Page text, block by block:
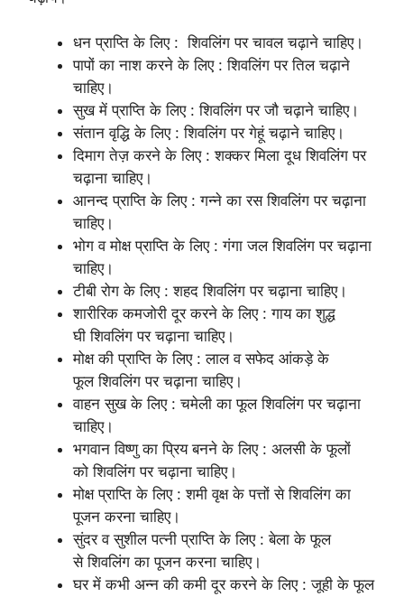
धन प्राप्ति के लिए : शिवलिंग पर चावल चढ़ाने चाहिए।
पापों का नाश करने के लिए : शिवलिंग पर तिल चढ़ाने
चाहिए।
सुख में प्राप्ति के लिए : शिवलिंग पर जौ चढ़ाने चाहिए।
संतान वृद्धि के लिए : शिवलिंग पर गेहूं चढ़ाने चाहिए।
दिमाग तेज़ करने के लिए : शक्कर मिला दूध शिवलिंग पर
चढ़ाना चाहिए।
आनन्द प्राप्ति के लिए : गन्ने का रस शिवलिंग पर चढ़ाना
चाहिए।
भोग व मोक्ष प्राप्ति के लिए : गंगा जल शिवलिंग पर चढ़ाना
चाहिए।
टीबी रोग के लिए : शहद शिवलिंग पर चढ़ाना चाहिए।
शारीरिक कमजोरी दूर करने के लिए : गाय का शुद्ध
घी शिवलिंग पर चढ़ाना चाहिए।
मोक्ष की प्राप्ति के लिए : लाल व सफेद आंकड़े के
फूल शिवलिंग पर चढ़ाना चाहिए।
वाहन सुख के लिए : चमेली का फूल शिवलिंग पर चढ़ाना
चाहिए।
भगवान विष्णु का प्रिय बनने के लिए : अलसी के फूलों
को शिवलिंग पर चढ़ाना चाहिए।
मोक्ष प्राप्ति के लिए : शमी वृक्ष के पत्तों से शिवलिंग का
पूजन करना चाहिए।
सुंदर व सुशील पत्नी प्राप्ति के लिए : बेला के फूल
से शिवलिंग का पूजन करना चाहिए।
घर में कभी अन्न की कमी दूर करने के लिए : जूही के फूल